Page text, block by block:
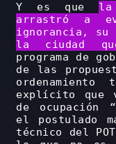
Y es que la
arrastró a
ignorancia, su
la ciudad
programa de
de las
explícito que
de ocupación
el postulado
técnico del